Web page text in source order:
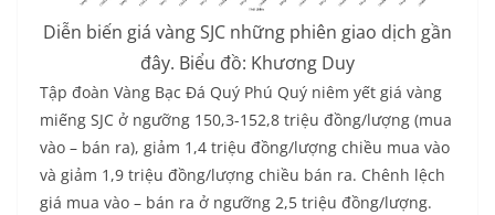
Diễn biến giá vàng SJC những phiên giao dịch gần
đây. Biểu đồ: Khương Duy
Tập đoàn Vàng Bạc Đá Quý Phú Quý niêm yết giá vàng
miếng SJC ở ngưỡng 150,3-152,8 triệu đồng/lượng (mua
vào – bán ra), giảm 1,4 triệu đồng/lượng chiều mua vào
và giảm 1,9 triệu đồng/lượng chiều bán ra. Chênh lệch
giá mua vào – bán ra ở ngưỡng 2,5 triệu đồng/lượng.